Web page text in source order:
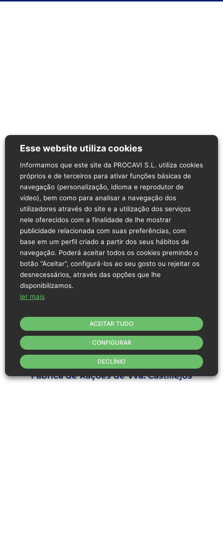
Fábrica de Rações de Campillos
Fábrica de Rações de Vva. Castillejos
Esse website utiliza cookies
Informamos que este site da PROCAVI S.L. utiliza cookies
próprios e de terceiros para ativar funções básicas de
navegação (personalização, idioma e reprodutor de
vídeo), bem como para analisar a navegação dos
utilizadores através do site e a utilização dos serviços
nele oferecidos com a finalidade de lhe mostrar
publicidade relacionada com suas preferências, com
base em um perfil criado a partir dos seus hábitos de
navegação. Poderá aceitar todos os cookies premindo o
botão “Aceitar”, configurá-los ao seu gosto ou rejeitar os
desnecessários, através das opções que lhe
disponibilizamos.
ler mais
ACEITAR TUDO
DECLÍNIO
CONFIGURAR